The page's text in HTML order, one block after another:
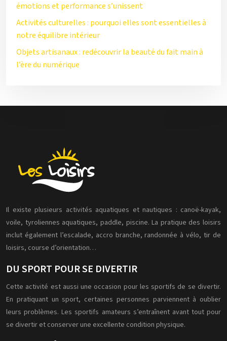
émotions et performance s’unissent
Activités culturelles : pourquoi elles sont essentielles à
notre équilibre intérieur
Objets artisanaux : redécouvrir la beauté du fait main à
l’ère du numérique
Il existe plusieurs activités aquatiques et nautiques : canoë-kayak,
voile, tyroliennes aquatiques, paddle, piscine. La pratique des loisirs
inclut également l’escalade, accro branche, randonnée à vélo, tir de
loisirs, course d’orientation…
DU SPORT POUR SE DIVERTIR
Cette activité est aussi une occasion pour les sportifs de se divertir.
En pratiquant un sport, certaines personnes parviennent à oublier
leurs problèmes. Les sportifs amateurs s’entraînent avant tout pour
se divertir et conserver une excellente condition physique.